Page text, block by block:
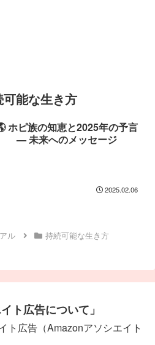
可能な生き方
ホピ族の知恵と2025年の予言
— 未来へのメッセージ
2025.02.06
ル 持続可能な生き方
ト広告について」
ト広告（Amazonアソシエイト